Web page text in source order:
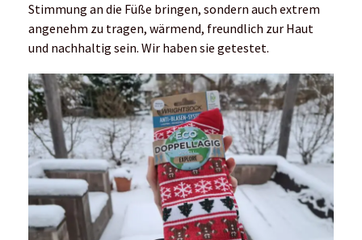
Stimmung an die Füße bringen, sondern auch extrem
angenehm zu tragen, wärmend, freundlich zur Haut
und nachhaltig sein. Wir haben sie getestet.